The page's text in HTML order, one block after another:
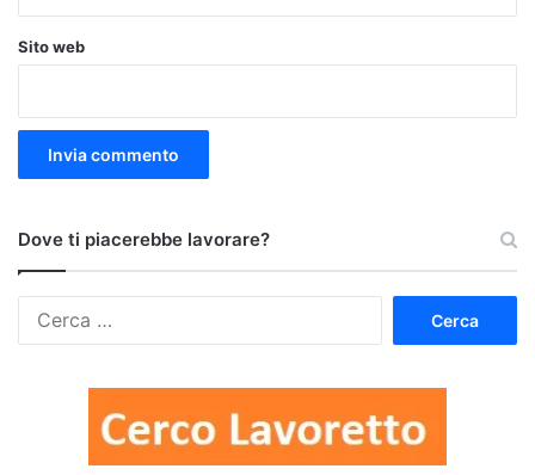
Sito web
Dove ti piacerebbe lavorare?